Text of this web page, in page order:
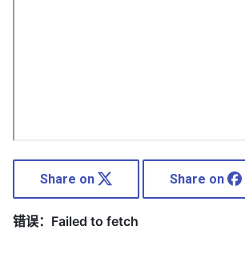
Share on Share on